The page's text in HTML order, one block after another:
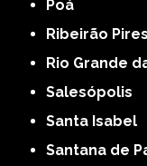
Poá
Ribeirão Pires
Rio Grande
Salesópolis
Santa Isabel
Santana de